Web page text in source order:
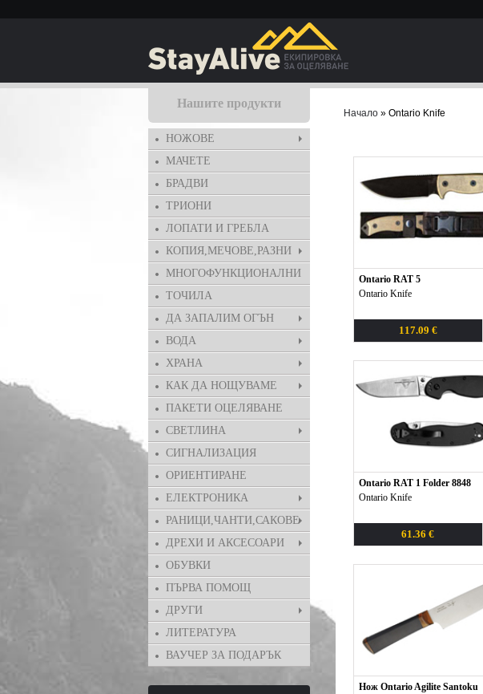
Нашите продукти
НОЖОВЕ
МАЧЕТЕ
БРАДВИ
ТРИОНИ
ЛОПАТИ И ГРЕБЛА
КОПИЯ,МЕЧОВЕ,РАЗНИ
МНОГОФУНКЦИОНАЛНИ
ТОЧИЛА
ДА ЗАПАЛИМ ОГЪН
ВОДА
ХРАНА
КАК ДА НОЩУВАМЕ
ПАКЕТИ ОЦЕЛЯВАНЕ
СВЕТЛИНА
СИГНАЛИЗАЦИЯ
ОРИЕНТИРАНЕ
ЕЛЕКТРОНИКА
РАНИЦИ,ЧАНТИ,САКОВЕ
ДРЕХИ И АКСЕСОАРИ
ОБУВКИ
ПЪРВА ПОМОЩ
ДРУГИ
ЛИТЕРАТУРА
ВАУЧЕР ЗА ПОДАРЪК
Начало» Ontario Knife
Ontario RAT 5
Ontario Knife
117.09 €
Ontario RAT 1 Folder 8848
Ontario Knife
61.36 €
Нож Ontario Agilite Santoku